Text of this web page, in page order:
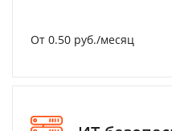
От 0.50 руб./месяц